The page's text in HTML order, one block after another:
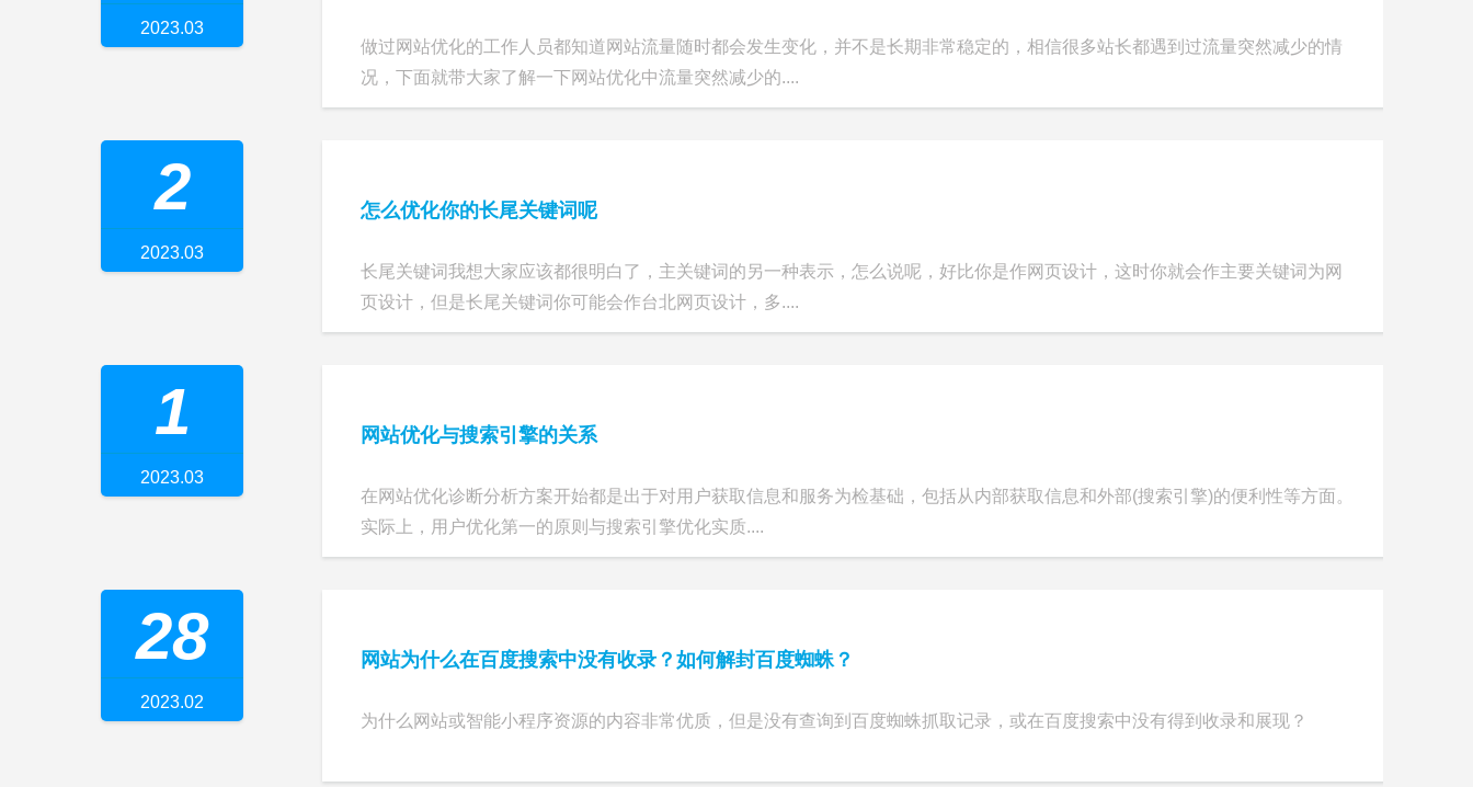
做过网站优化的工作人员都知道网站流量随时都会发生变化，并不是长期非常稳定的，相信很多站长都遇到过流量突然减少的情
况，下面就带大家了解一下网站优化中流量突然减少的....
2023.03
怎么优化你的长尾关键词呢
长尾关键词我想大家应该都很明白了，主关键词的另一种表示，怎么说呢，好比你是作网页设计，这时你就会作主要关键词为网
页设计，但是长尾关键词你可能会作台北网页设计，多....
2
2023.03
网站优化与搜索引擎的关系
在网站优化诊断分析方案开始都是出于对用户获取信息和服务为检基础，包括从内部获取信息和外部(搜索引擎)的便利性等方面。
实际上，用户优化第一的原则与搜索引擎优化实质....
1
2023.03
网站为什么在百度搜索中没有收录？如何解封百度蜘蛛？
为什么网站或智能小程序资源的内容非常优质，但是没有查询到百度蜘蛛抓取记录，或在百度搜索中没有得到收录和展现？
28
2023.02